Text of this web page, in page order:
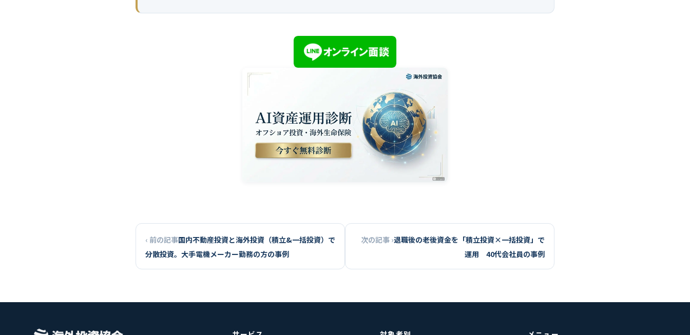
‹ 前の記事国内不動産投資と海外投資（積立&一括投資）で
分散投資。大手電機メーカー勤務の方の事例
次の記事 ›退職後の老後資金を「積立投資×一括投資」で
運用 40代会社員の事例